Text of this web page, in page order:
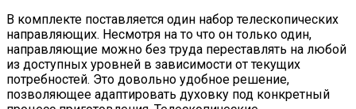
В комплекте поставляется один набор телескопических
направляющих. Несмотря на то что он только один,
направляющие можно без труда переставлять на любой
из доступных уровней в зависимости от текущих
потребностей. Это довольно удобное решение,
позволяющее адаптировать духовку под конкретный